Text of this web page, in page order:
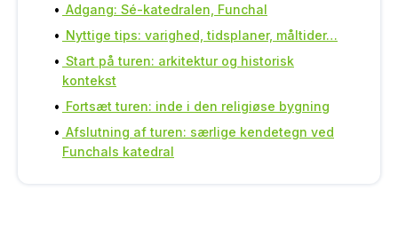
Adgang: Sé-katedralen, Funchal
Nyttige tips: varighed, tidsplaner, måltider…
Start på turen: arkitektur og historisk
kontekst
Fortsæt turen: inde i den religiøse bygning
Afslutning af turen: særlige kendetegn ved
Funchals katedral